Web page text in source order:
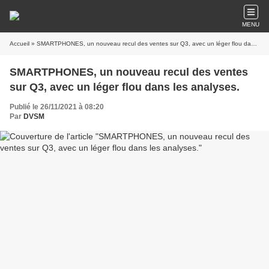
MENU
Accueil » SMARTPHONES, un nouveau recul des ventes sur Q3, avec un léger flou dans les analyses.
SMARTPHONES, un nouveau recul des ventes
sur Q3, avec un léger flou dans les analyses.
Publié le 26/11/2021 à 08:20
Par DVSM